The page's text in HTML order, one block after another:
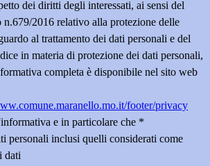
dei diritti degli interessati, ai sensi del
n.679/2016 relativo alla protezione delle
al trattamento dei dati personali e del
in materia di protezione dei dati personali,
completa è disponibile nel sito web
footer/privacy
e in particolare che *
personali inclusi quelli considerati come
dati